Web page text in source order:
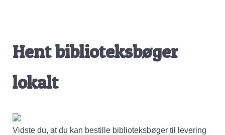
Hent biblioteksbøger
lokalt
Vidste du, at du kan bestille biblioteksbøger til levering